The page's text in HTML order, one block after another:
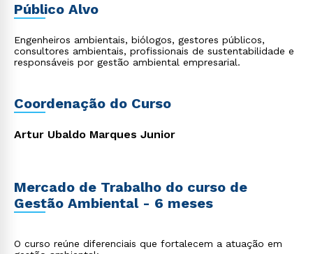
Público Alvo
Engenheiros ambientais, biólogos, gestores públicos,
consultores ambientais, profissionais de sustentabilidade e
responsáveis por gestão ambiental empresarial.
Coordenação do Curso
Artur Ubaldo Marques Junior
Mercado de Trabalho do curso de
Gestão Ambiental - 6 meses
O curso reúne diferenciais que fortalecem a atuação em